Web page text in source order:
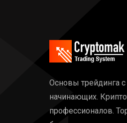
Основы трейдинга с
начинающих.
профессионалов.